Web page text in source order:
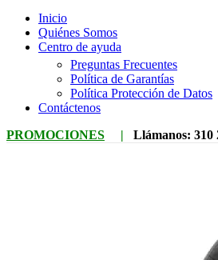
Inicio
Quiénes Somos
Centro de ayuda
Preguntas Frecuentes
Política de Garantías
Política Protección de Datos
Contáctenos
PROMOCIONES | Llámanos: 310